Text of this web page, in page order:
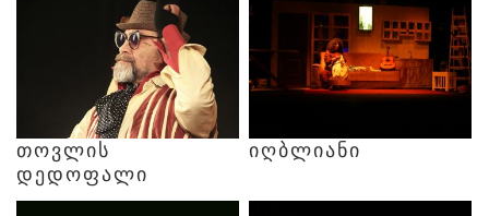
ᲗᲝᲕᲚᲘᲡ
ᲓᲔᲓᲝᲤᲐᲚᲘ
ᲘᲦᲑᲚᲘᲐᲜᲘ